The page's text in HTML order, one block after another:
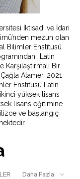
İktisadi ve İdari
mezun olan
Bilimler Enstitüsü
“Latin
Karşılaştırmalı Bir
Atamer, 2021
Enstitüsü Latin
yüksek lisans
lisans eğitimine
ve başlangıç
Daha Fazla